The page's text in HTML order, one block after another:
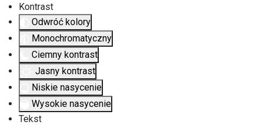
Kontrast
Odwróć kolory
Monochromatyczny
Ciemny kontrast
Jasny kontrast
Niskie nasycenie
Wysokie nasycenie
Tekst